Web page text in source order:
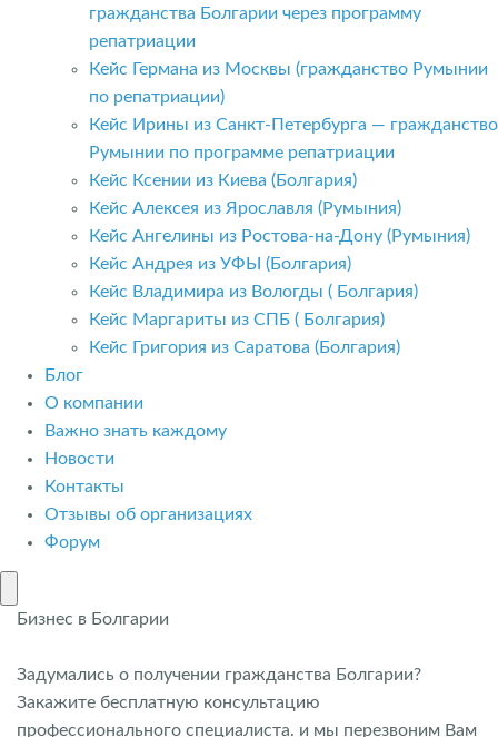
гражданства Болгарии через программу
репатриации
Кейс Германа из Москвы (гражданство Румынии
по репатриации)
Кейс Ирины из Санкт-Петербурга — гражданство
Румынии по программе репатриации
Кейс Ксении из Киева (Болгария)
Кейс Алексея из Ярославля (Румыния)
Кейс Ангелины из Ростова-на-Дону (Румыния)
Кейс Андрея из УФЫ (Болгария)
Кейс Владимира из Вологды ( Болгария)
Кейс Маргариты из СПБ ( Болгария)
Кейс Григория из Саратова (Болгария)
Блог
О компании
Важно знать каждому
Новости
Контакты
Отзывы об организациях
Форум
Бизнес в Болгарии
Задумались о получении гражданства Болгарии?
Закажите бесплатную консультацию
профессионального специалиста. и мы перезвоним Вам